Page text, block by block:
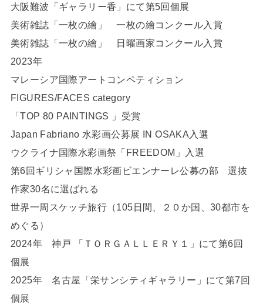
大阪難波「ギャラリー香」にて第5回個展
美術雑誌「一枚の繪」 一枚の繪コンクール入賞
美術雑誌「一枚の繪」 日曜画家コンクール入賞
2023年
マレーシア国際アートコンペティション
FIGURES/FACES category
「TOP 80 PAINTINGS 」受賞
Japan Fabriano 水彩画公募展 IN OSAKA入選
ウクライナ国際水彩画祭「FREEDOM」入選
第6回ギリシャ国際水彩画ビエンナーレ公募の部 選抜
作家30名に選ばれる
世界一周スケッチ旅行（105日間、２０か国、30都市を
めぐる）
2024年 神戸 「ＴＯＲＧＡＬＬＥＲＹ１」にて第6回
個展
2025年 名古屋「栄サンシティギャラリー」にて第7回
個展